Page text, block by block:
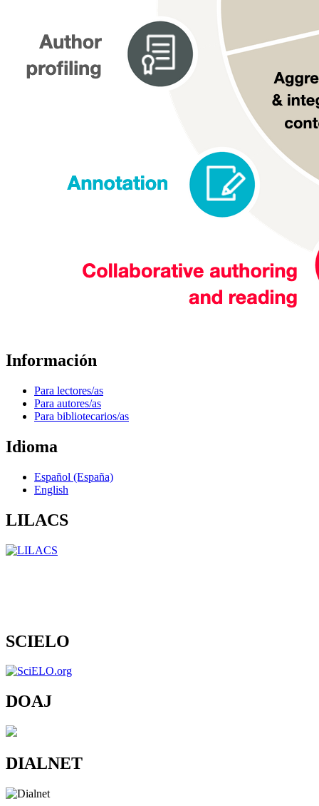
Información
Para lectores/as
Para autores/as
Para bibliotecarios/as
Idioma
Español (España)
English
LILACS
SCIELO
DOAJ
DIALNET